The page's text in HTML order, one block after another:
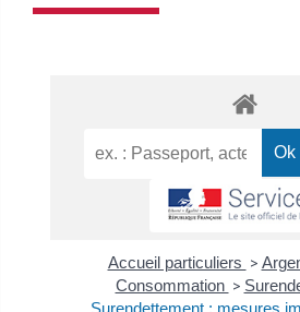
Accueil particuliers >
Consommation >